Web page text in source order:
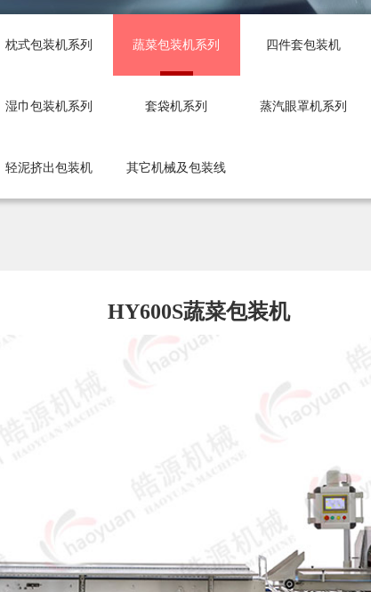
枕式包装机系列 蔬菜包装机系列 四件套包装机
湿巾包装机系列 套袋机系列 蒸汽眼罩机系列
轻泥挤出包装机 其它机械及包装线
HY600S蔬菜包装机